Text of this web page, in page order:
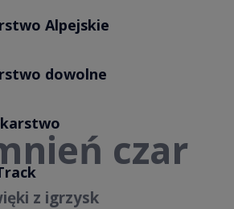
Alpejskie
dowolne
czar
z igrzysk